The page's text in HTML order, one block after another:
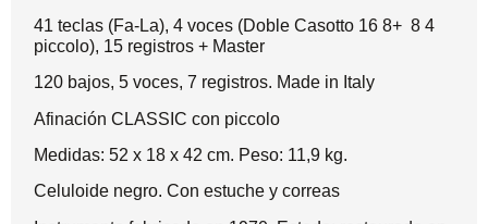
41 teclas (Fa-La), 4 voces (Doble Casotto 16 8+ 8 4
piccolo), 15 registros + Master
120 bajos, 5 voces, 7 registros. Made in Italy
Afinación CLASSIC con piccolo
Medidas: 52 x 18 x 42 cm. Peso: 11,9 kg.
Celuloide negro. Con estuche y correas